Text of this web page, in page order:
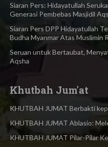
Siaran Pers: Hidayatullah
Generasi Pembebas Masjidil
Siaran Pers DPP Hidayatullah
Budha Myanmar Atas Muslimin
Seruan untuk Bertaubat,
Aqsha
Khutbah Jum'at
KHUTBAH JUMAT Berbakti
KHUTBAH JUMAT Ablasio:
KHUTBAH JUMAT Pilar-Pilar